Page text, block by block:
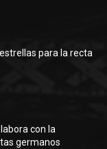
para la recta
con la
germanos